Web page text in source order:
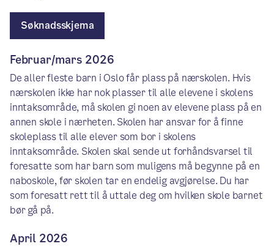
Søknadsskjema
Februar/mars 2026
De aller fleste barn i Oslo får plass på nærskolen. Hvis
nærskolen ikke har nok plasser til alle elevene i skolens
inntaksområde, må skolen gi noen av elevene plass på en
annen skole i nærheten. Skolen har ansvar for å finne
skoleplass til alle elever som bor i skolens
inntaksområde. Skolen skal sende ut forhåndsvarsel til
foresatte som har barn som muligens må begynne på en
naboskole, før skolen tar en endelig avgjørelse. Du har
som foresatt rett til å uttale deg om hvilken skole barnet
bør gå på.
April 2026